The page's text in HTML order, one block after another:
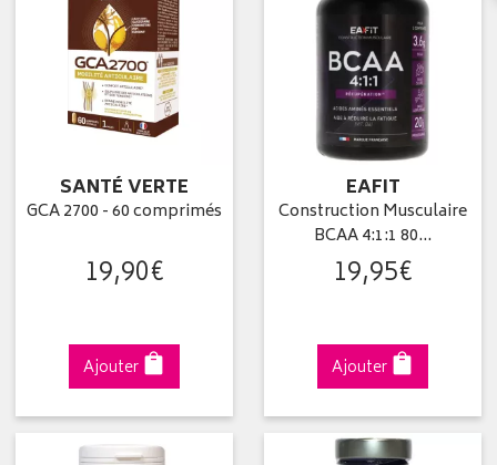
SANTÉ VERTE
GCA 2700 - 60 comprimés
19,90€
Ajouter
EAFIT
Construction Musculaire
BCAA 4:1:1 80…
19,95€
Ajouter